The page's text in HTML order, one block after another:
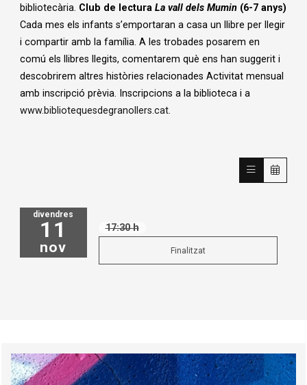
bibliotecària. Club de lectura La vall dels Mumin (6-7 anys)
Cada mes els infants s’emportaran a casa un llibre per llegir
i compartir amb la família. A les trobades posarem en
comú els llibres llegits, comentarem què ens han suggerit i
descobrirem altres històries relacionades Activitat mensual
amb inscripció prèvia. Inscripcions a la biblioteca i a
www.bibliotequesdegranollers.cat.
divendres
11
nov
17:30 h
Finalitzat